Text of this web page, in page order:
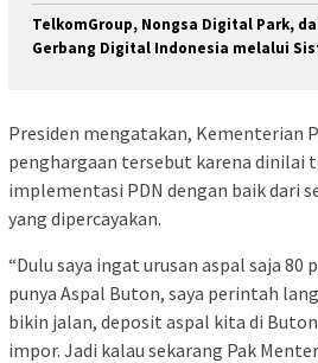
TelkomGroup, Nongsa Digital Park,
Gerbang Digital Indonesia melalui
Presiden mengatakan, Kementerian
penghargaan tersebut karena dinilai
implementasi PDN dengan baik dari
yang dipercayakan.
“Dulu saya ingat urusan aspal saja 80
punya Aspal Buton, saya perintah
bikin jalan, deposit aspal kita di
impor. Jadi kalau sekarang Pak